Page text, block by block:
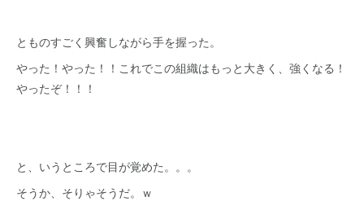
とものすごく興奮しながら手を握った。
やった！やった！！これでこの組織はもっと大きく、強くなる！
やったぞ！！！
と、いうところで目が覚めた。。。
そうか、そりゃそうだ。ｗ